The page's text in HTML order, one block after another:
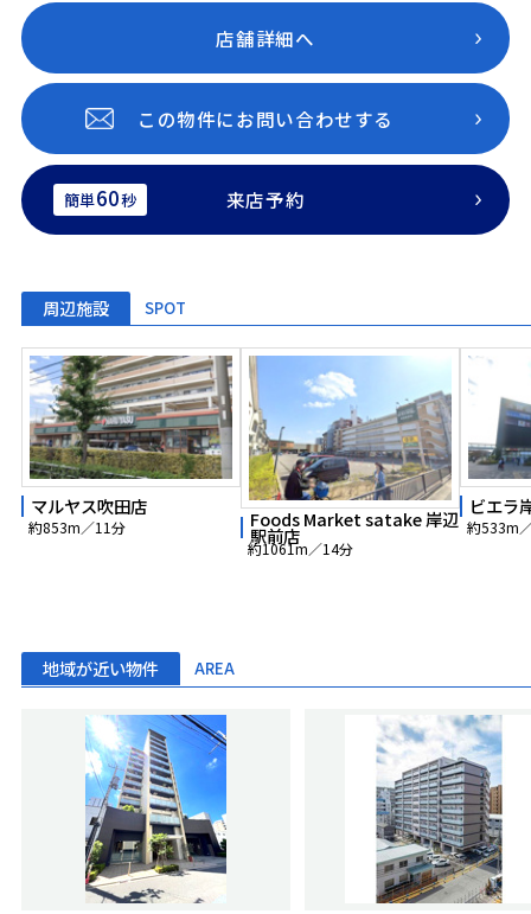
店舗詳細へ
この物件にお問い合わせする
簡単60秒 来店予約
周辺施設 SPOT
マルヤス吹田店
約853m／11分 Foods Market satake 岸辺
駅前店
約1061m／14分
ビエラ
約533m
地域が近い物件 AREA